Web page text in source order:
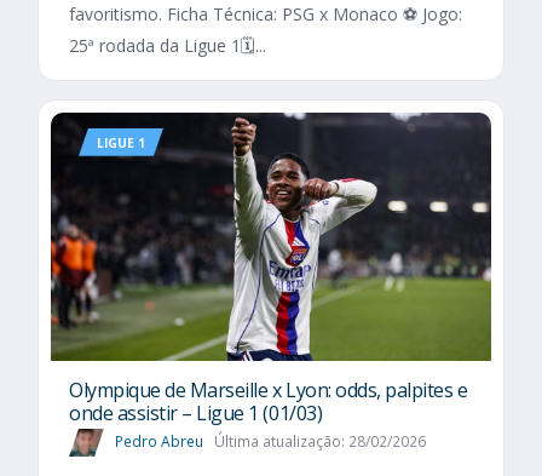
favoritismo. Ficha Técnica: PSG x Monaco ⚽ Jogo:
25ª rodada da Ligue 1🗓️...
LIGUE 1
Olympique de Marseille x Lyon: odds, palpites e
onde assistir – Ligue 1 (01/03)
Pedro Abreu Última atualização: 28/02/2026